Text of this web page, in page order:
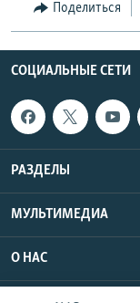
Поделиться
СОЦИАЛЬНЫЕ СЕТИ
РАЗДЕЛЫ
МУЛЬТИМЕДИА
О НАС